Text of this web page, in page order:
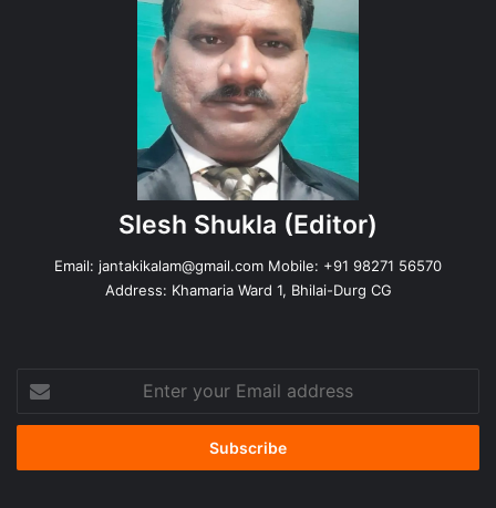
Slesh Shukla (Editor)
Email: jantakikalam@gmail.com Mobile: +91 98271 56570
Address: Khamaria Ward 1, Bhilai-Durg CG
your
Email